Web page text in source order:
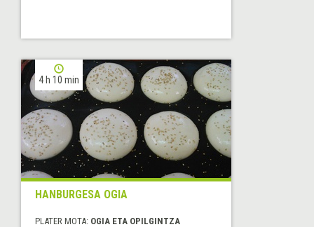
4 h 10 min
HANBURGESA OGIA
PLATER MOTA: OGIA ETA OPILGINTZA